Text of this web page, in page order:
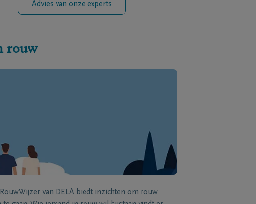
Advies van onze experts
rouw
van DELA biedt inzichten om rouw